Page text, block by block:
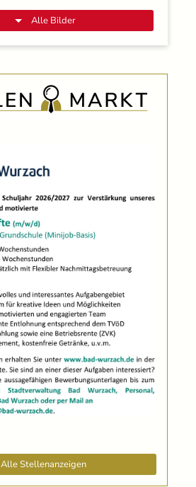
Alle Bilder
Alle Stellenanzeigen